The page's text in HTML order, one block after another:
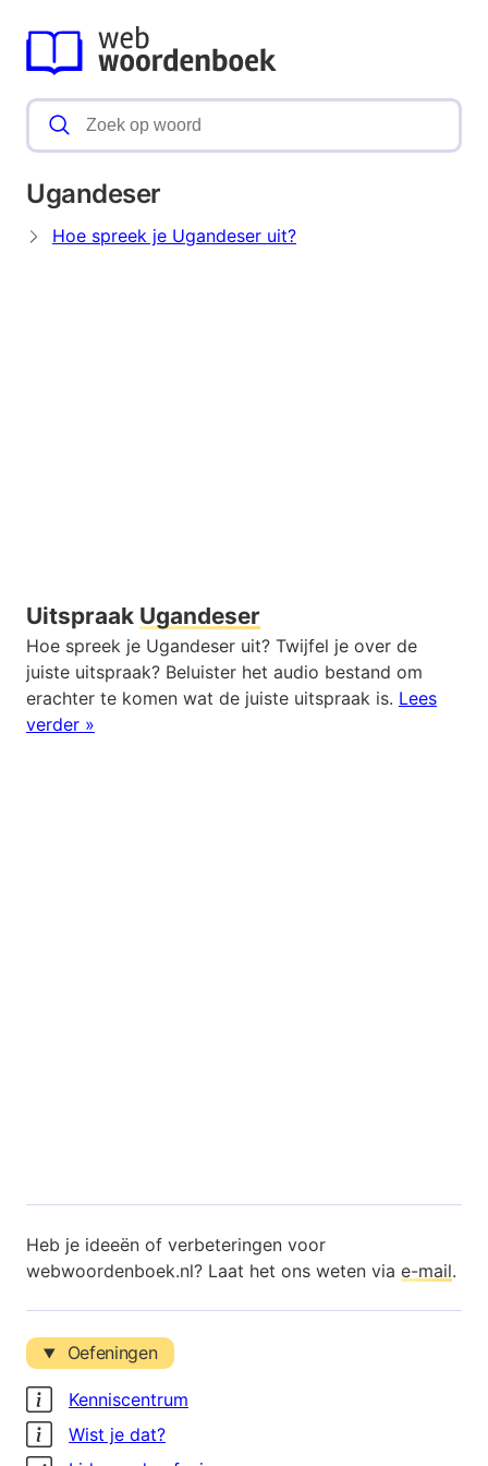
Ugandeser
Hoe spreek je Ugandeser uit?
Uitspraak Ugandeser
Hoe spreek je Ugandeser uit? Twijfel je over de
juiste uitspraak? Beluister het audio bestand om
erachter te komen wat de juiste uitspraak is. Lees
verder »
Heb je ideeën of verbeteringen voor
webwoordenboek.nl? Laat het ons weten via e-mail.
Oefeningen
Kenniscentrum
Wist je dat?